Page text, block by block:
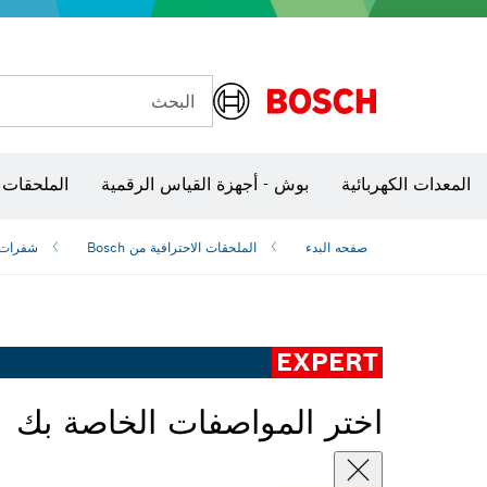
البحث
المعدات الكهربائية بوش - أجهزة القياس الرقمية
صفحه البدء الملحقات الاحترافية من Bosch
EXPERT
اختر المواصفات الخاصة بك